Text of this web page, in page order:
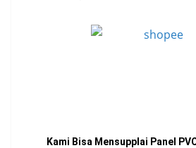
Kami Bisa Mensupplai Panel